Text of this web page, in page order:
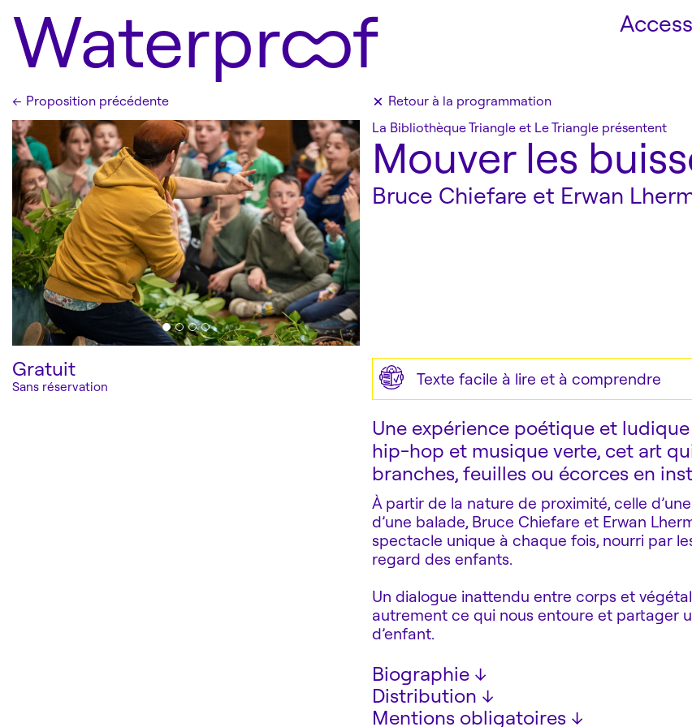
Waterproof
← Proposition précédente × Retour à la programmation
La Bibliothèque Triangle et Le Triangle présentent
Mouver les
Bruce Chiefare et Erwan
Gratuit
Sans réservation
Texte facile à lire et à comprendre
qui s’intéresse beaucoup à la nature.
Un chorégraphe est une personne
qui invente des danses.
Sur scène, il est accompagné d’un
Ce musicien crée ses instruments de
avec des choses de la nature.
Par exemple, avec une feuille d’arbre.
Il y a un spectacle et un atelier.
Venez participer à l’atelier
pour fabriquer votre instrument de
avec les choses de la nature.
Venez essayer des instruments de
qui viennent de la nature.
Une expérience poétique et
hip-hop et musique verte, cet art
branches, feuilles ou écorces en
À partir de la nature de proximité, celle
d’une balade, Bruce Chiefare et Erwan
spectacle unique à chaque fois, nourri par
regard des enfants.
Un dialogue inattendu entre corps et
autrement ce qui nous entoure et partager
d’enfant.
Biographie ↓
Bruce Chiefare
Distribution ↓
Chorégraphe et metteur en scène : Bruce
Mentions obligatoires ↓